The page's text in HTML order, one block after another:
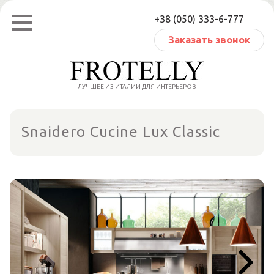
Перейти
содержанию
+38 (050) 333-6-777
Заказать звонок
ЛУЧШЕЕ ИЗ ИТАЛИИ ДЛЯ ИНТЕРЬЕРОВ
Snaidero Cucine Lux Classic